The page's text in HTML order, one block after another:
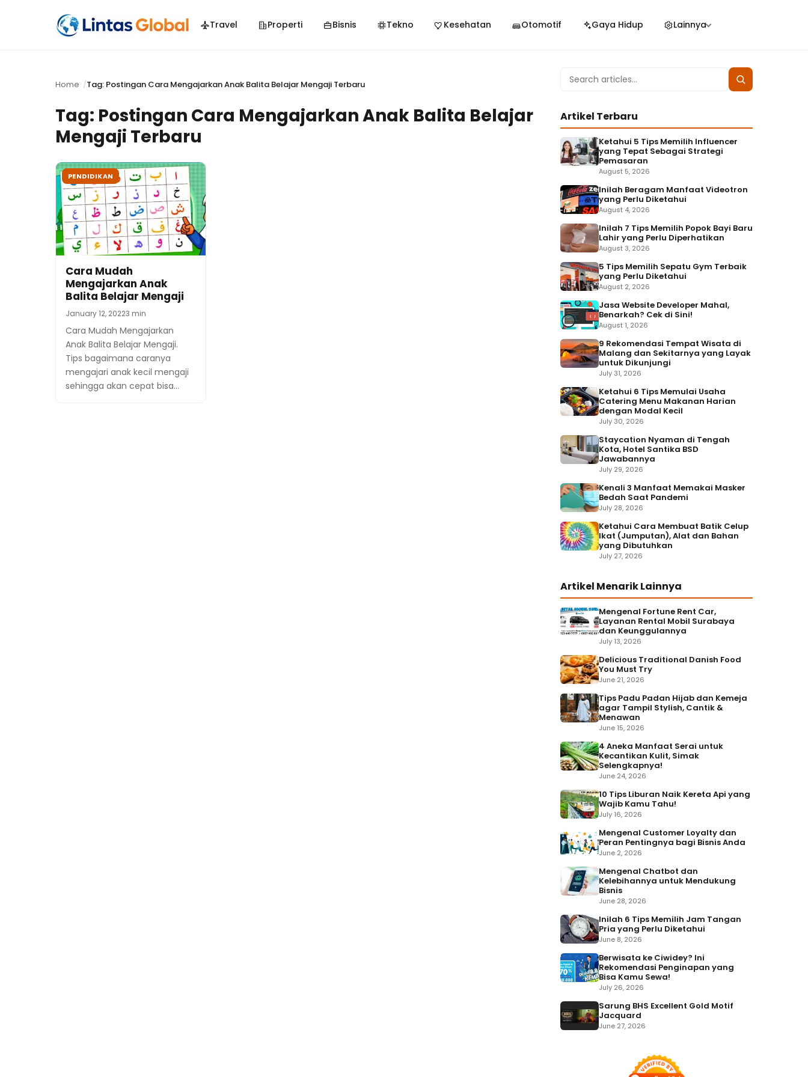
Travel Properti Bisnis Tekno Kesehatan Otomotif Gaya Hidup Lainnya
Home Tag: Postingan Cara Mengajarkan Anak Balita Belajar Mengaji Terbaru
Tag: Postingan Cara Mengajarkan Anak Balita Belajar
Mengaji Terbaru
PENDIDIKAN
Cara Mudah
Mengajarkan Anak
Balita Belajar Mengaji
January 12, 20223 min
Cara Mudah Mengajarkan
Anak Balita Belajar Mengaji.
Tips bagaimana caranya
mengajari anak kecil mengaji
sehingga akan cepat bisa…
Search
Search
Artikel Terbaru
Ketahui 5 Tips Memilih Influencer
yang Tepat Sebagai Strategi
Pemasaran
August 5, 2026
Inilah Beragam Manfaat Videotron
yang Perlu Diketahui
August 4, 2026
Inilah 7 Tips Memilih Popok Bayi Baru
Lahir yang Perlu Diperhatikan
August 3, 2026
5 Tips Memilih Sepatu Gym Terbaik
yang Perlu Diketahui
August 2, 2026
Jasa Website Developer Mahal,
Benarkah? Cek di Sini!
August 1, 2026
9 Rekomendasi Tempat Wisata di
Malang dan Sekitarnya yang Layak
untuk Dikunjungi
July 31, 2026
Ketahui 6 Tips Memulai Usaha
Catering Menu Makanan Harian
dengan Modal Kecil
July 30, 2026
Staycation Nyaman di Tengah
Kota, Hotel Santika BSD
Jawabannya
July 29, 2026
Kenali 3 Manfaat Memakai Masker
Bedah Saat Pandemi
July 28, 2026
Ketahui Cara Membuat Batik Celup
Ikat (Jumputan), Alat dan Bahan
yang Dibutuhkan
July 27, 2026
Artikel Menarik Lainnya
Mengenal Fortune Rent Car,
Layanan Rental Mobil Surabaya
dan Keunggulannya
July 13, 2026
Delicious Traditional Danish Food
You Must Try
June 21, 2026
Tips Padu Padan Hijab dan Kemeja
agar Tampil Stylish, Cantik &
Menawan
June 15, 2026
4 Aneka Manfaat Serai untuk
Kecantikan Kulit, Simak
Selengkapnya!
June 24, 2026
10 Tips Liburan Naik Kereta Api yang
Wajib Kamu Tahu!
July 16, 2026
Mengenal Customer Loyalty dan
Peran Pentingnya bagi Bisnis Anda
June 2, 2026
Mengenal Chatbot dan
Kelebihannya untuk Mendukung
Bisnis
June 28, 2026
Inilah 6 Tips Memilih Jam Tangan
Pria yang Perlu Diketahui
June 8, 2026
Berwisata ke Ciwidey? Ini
Rekomendasi Penginapan yang
Bisa Kamu Sewa!
July 26, 2026
Sarung BHS Excellent Gold Motif
Jacquard
June 27, 2026